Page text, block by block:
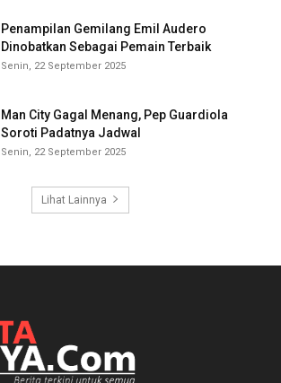
Penampilan Gemilang Emil Audero
Dinobatkan Sebagai Pemain Terbaik
Senin, 22 September 2025
Man City Gagal Menang, Pep Guardiola
Soroti Padatnya Jadwal
Senin, 22 September 2025
Lihat Lainnya